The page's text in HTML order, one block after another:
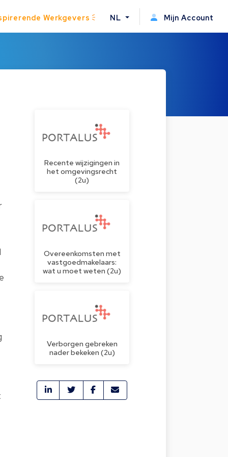
Werkgevers NL Mijn Account
Recente wijzigingen in
het omgevingsrecht
(2u)
Overeenkomsten met
vastgoedmakelaars:
wat u moet weten (2u)
Verborgen gebreken
nader bekeken (2u)